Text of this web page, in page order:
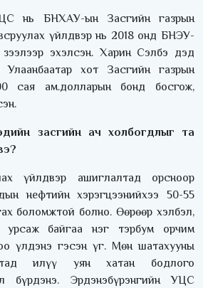
нь БНХАУ-ын Засгийн газрын
үйлдвэр нь 2018 онд БНЭУ-
эхэлсэн. Харин Сэлбэ дэд
хот Засгийн газрын
сая ам.долларын бонд босгож,
засгийн ач холбогдлыг та
үйлдвэр ашиглалтад орсноор
нефтийн хэрэгцээнийхээ 50-55
боломжтой болно. Өөрөөр хэлбэл,
байгаа нэг тэрбум орчим
үлдэнэ гэсэн үг. Мөн шатахууны
илүү уян хатан бодлого
бүрдэнэ. Эрдэнэбүрэнгийн УЦС